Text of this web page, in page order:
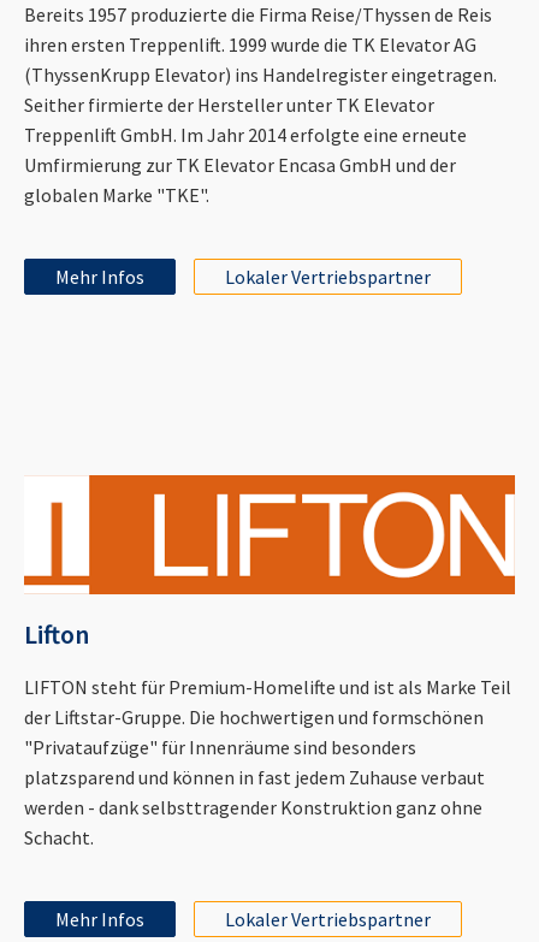
Bereits 1957 produzierte die Firma Reise/Thyssen de Reis
ihren ersten Treppenlift. 1999 wurde die TK Elevator AG
(ThyssenKrupp Elevator) ins Handelregister eingetragen.
Seither firmierte der Hersteller unter TK Elevator
Treppenlift GmbH. Im Jahr 2014 erfolgte eine erneute
Umfirmierung zur TK Elevator Encasa GmbH und der
globalen Marke "TKE".
Mehr Infos Lokaler Vertriebspartner
Lifton
LIFTON steht für Premium-Homelifte und ist als Marke Teil
der Liftstar-Gruppe. Die hochwertigen und formschönen
"Privataufzüge" für Innenräume sind besonders
platzsparend und können in fast jedem Zuhause verbaut
werden - dank selbsttragender Konstruktion ganz ohne
Schacht.
Mehr Infos Lokaler Vertriebspartner